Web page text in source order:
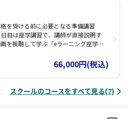
を受ける前に必要となる準備講習
目は座学講習で、講師が直接説明す
を視聴して学ぶ「eラーニング座学」
、eラーニングは事前に受講できるた
たい方に最適です。どちらも基本操
格に必要な基礎知識を学びます。2日
ター指導のもと安全な操縦技術を身
66,000円(税込)
スクールのコースをすべて見る(7)